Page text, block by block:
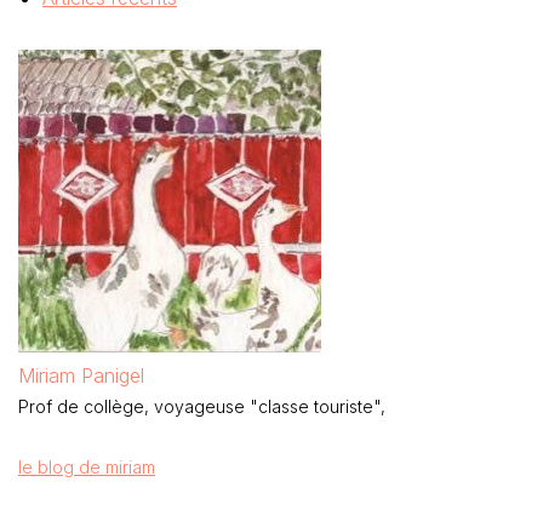
Miriam Panigel
Prof de collège, voyageuse "classe touriste",
le blog de miriam